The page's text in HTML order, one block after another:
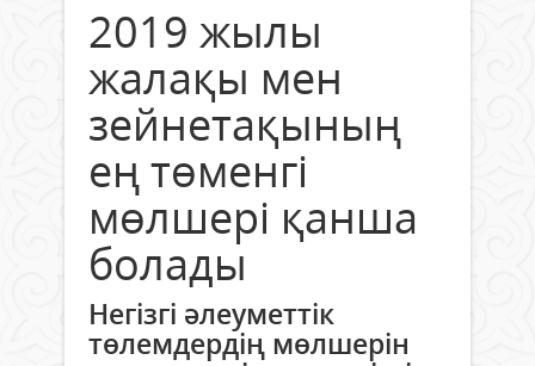
2019 жылы
жалақы мен
зейнетақының
ең төменгі
мөлшері қанша
болады
Негізгі әлеуметтік
төлемдердің мөлшерін